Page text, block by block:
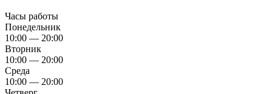
Часы работы
Понедельник
10:00 — 20:00
Вторник
10:00 — 20:00
Среда
10:00 — 20:00